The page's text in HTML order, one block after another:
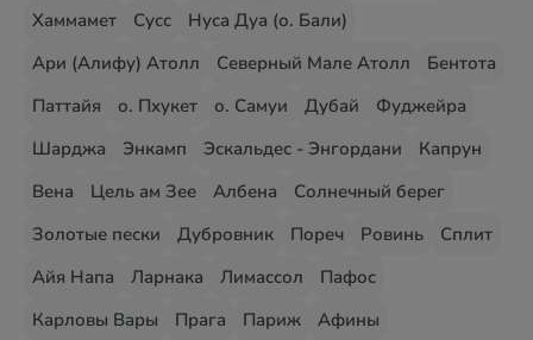
Хаммамет
Сусс
Нуса Дуа (о. Бали)
Ари (Алифу) Атолл
Северный Мале Атолл
Бентота
Паттайя
о. Пхукет о. Самуи Дубай
Фуджейра
Шарджа
Энкамп Эскальдес - Энгордани
Капрун
Вена
Цель ам Зее Албена
Солнечный берег
Золотые пески
Дубровник Пореч Ровинь
Сплит
Айя Напа
Ларнака Лимассол
Пафос
Карловы Вары
Прага Париж
Афины